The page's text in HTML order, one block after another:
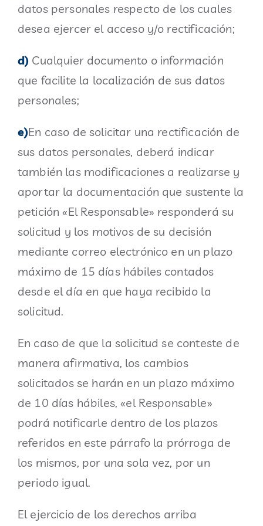
datos personales respecto de los cuales
desea ejercer el acceso y/o rectificación;
d) Cualquier documento o información
que facilite la localización de sus datos
personales;
e)En caso de solicitar una rectificación de
sus datos personales, deberá indicar
también las modificaciones a realizarse y
aportar la documentación que sustente la
petición «El Responsable» responderá su
solicitud y los motivos de su decisión
mediante correo electrónico en un plazo
máximo de 15 días hábiles contados
desde el día en que haya recibido la
solicitud.
En caso de que la solicitud se conteste de
manera afirmativa, los cambios
solicitados se harán en un plazo máximo
de 10 días hábiles, «el Responsable»
podrá notificarle dentro de los plazos
referidos en este párrafo la prórroga de
los mismos, por una sola vez, por un
periodo igual.
El ejercicio de los derechos arriba